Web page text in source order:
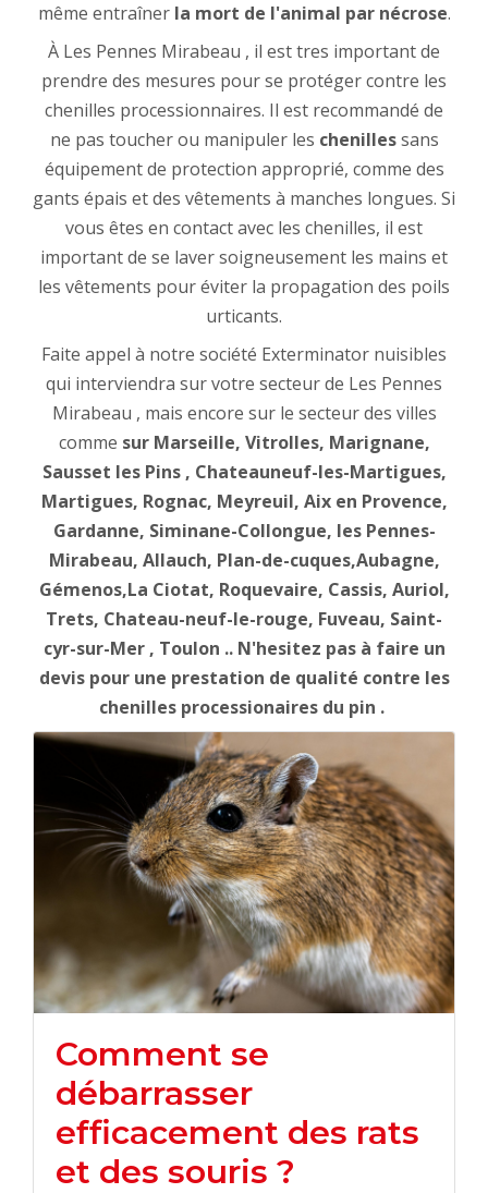
même entraîner la mort de l'animal par nécrose.
À Les Pennes Mirabeau , il est tres important de
prendre des mesures pour se protéger contre les
chenilles processionnaires. Il est recommandé de
ne pas toucher ou manipuler les chenillessans
équipement de protection approprié, comme des
gants épais et des vêtements à manches longues. Si
vous êtes en contact avec les chenilles, il est
important de se laver soigneusement les mains et
les vêtements pour éviter la propagation des poils
urticants.
Faite appel à notre société Exterminator nuisibles
qui interviendra sur votre secteur de Les Pennes
Mirabeau , mais encore sur le secteur des villes
comme sur Marseille, Vitrolles, Marignane,
Sausset les Pins , Chateauneuf-les-Martigues,
Martigues, Rognac, Meyreuil, Aix en Provence,
Gardanne, Siminane-Collongue, les Pennes-
Mirabeau, Allauch, Plan-de-cuques,Aubagne,
Gémenos,La Ciotat, Roquevaire, Cassis, Auriol,
Trets, Chateau-neuf-le-rouge, Fuveau, Saint-
cyr-sur-Mer , Toulon .. N'hesitez pas à faire un
devis pour une prestation de qualité contre les
chenilles processionaires du pin .
Comment se
débarrasser
efficacement des rats
et des souris ?